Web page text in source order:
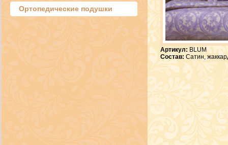
Ортопедические подушки
Артикул:BLUM
Состав:Сатин,